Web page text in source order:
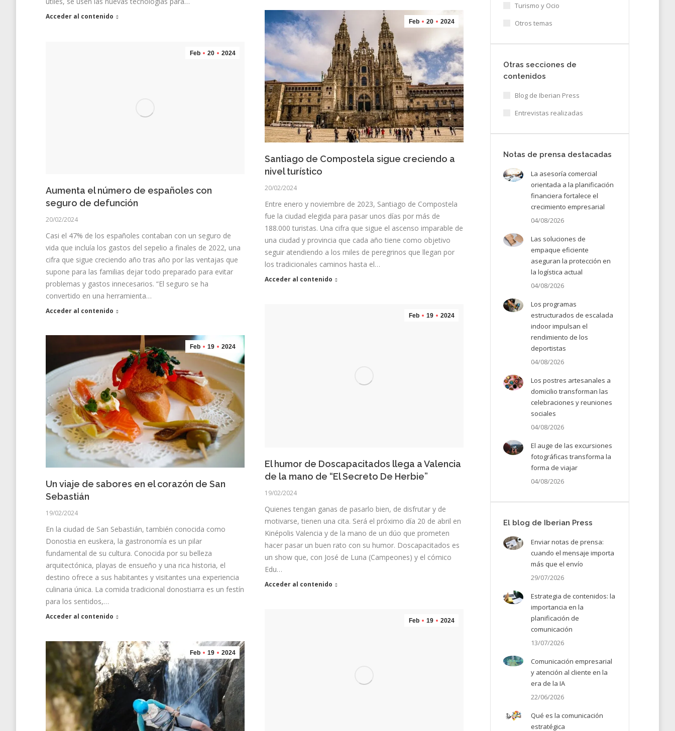
Acceder al contenido
Feb 20 2024
Santiago de Compostela sigue creciendo a
nivel turístico
20/02/2024
Entre enero y noviembre de 2023, Santiago de Compostela
fue la ciudad elegida para pasar unos días por más de
188.000 turistas. Una cifra que sigue el ascenso imparable de
una ciudad y provincia que cada año tiene como objetivo
seguir atendiendo a los miles de peregrinos que llegan por
los tradicionales caminos hasta el…
Acceder al contenido
Feb 20 2024
Aumenta el número de españoles con
seguro de defunción
20/02/2024
Casi el 47% de los españoles contaban con un seguro de
vida que incluía los gastos del sepelio a finales de 2022, una
cifra que sigue creciendo año tras año por las ventajas que
supone para las familias dejar todo preparado para evitar
problemas y gastos innecesarios. “El seguro se ha
convertido en una herramienta…
Acceder al contenido
Feb 19 2024
El humor de Doscapacitados llega a Valencia
de la mano de “El Secreto De Herbie”
19/02/2024
Quienes tengan ganas de pasarlo bien, de disfrutar y de
motivarse, tienen una cita. Será el próximo día 20 de abril en
Kinépolis Valencia y de la mano de un dúo que prometen
hacer pasar un buen rato con su humor. Doscapacitados es
un show que, con José de Luna (Campeones) y el cómico
Edu…
Acceder al contenido
Feb 19 2024
Un viaje de sabores en el corazón de San
Sebastián
19/02/2024
En la ciudad de San Sebastián, también conocida como
Donostia en euskera, la gastronomía es un pilar
fundamental de su cultura. Conocida por su belleza
arquitectónica, playas de ensueño y una rica historia, el
destino ofrece a sus habitantes y visitantes una experiencia
culinaria única. La comida tradicional donostiarra es un festín
para los sentidos,…
Acceder al contenido Feb 19 2024
Feb 19 2024
Turismo y Ocio
Otros temas
Otras secciones de
contenidos
Blog de Iberian Press
Entrevistas realizadas
Notas de prensa destacadas
La asesoría comercial
orientada a la planificación
financiera fortalece el
crecimiento empresarial
04/08/2026
Las soluciones de
empaque eficiente
aseguran la protección en
la logística actual
04/08/2026
Los programas
estructurados de escalada
indoor impulsan el
rendimiento de los
deportistas
04/08/2026
Los postres artesanales a
domicilio transforman las
celebraciones y reuniones
sociales
04/08/2026
El auge de las excursiones
fotográficas transforma la
forma de viajar
04/08/2026
El blog de Iberian Press
Enviar notas de prensa:
cuando el mensaje importa
más que el envío
29/07/2026
Estrategia de contenidos: la
importancia en la
planificación de
comunicación
13/07/2026
Comunicación empresarial
y atención al cliente en la
era de la IA
22/06/2026
Qué es la comunicación
estratégica